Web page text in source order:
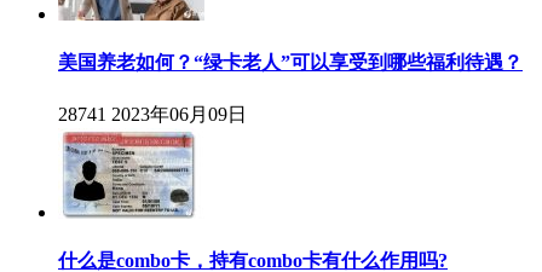
美国养老如何？“绿卡老人”可以享受到哪些福利待遇？
28741 2023年06月09日
什么是combo卡，持有combo卡有什么作用吗?